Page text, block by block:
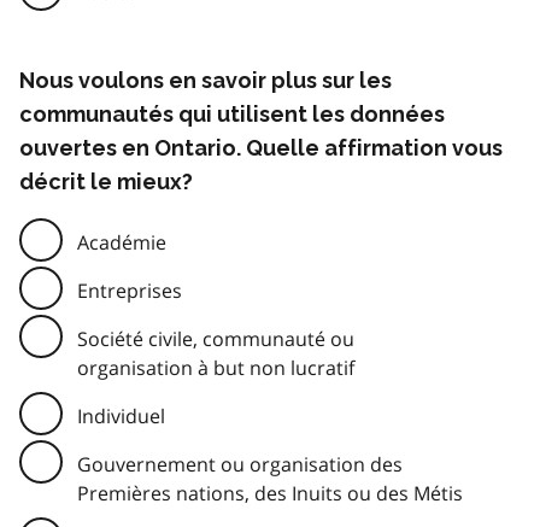
Nous voulons en savoir plus sur les
communautés qui utilisent les données
ouvertes en Ontario. Quelle affirmation vous
décrit le mieux?
Académie
Entreprises
Société civile, communauté ou
organisation à but non lucratif
Individuel
Gouvernement ou organisation des
Premières nations, des Inuits ou des Métis